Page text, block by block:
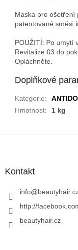
Maska pro ošetření
patentované směsi
POUŽITÍ: Po umytí
Revitalize 03 do
Opláchněte.
Doplňkové
Kategorie:
Hmotnost: 1 kg
Kontakt
info@
http://
beautyhair.cz